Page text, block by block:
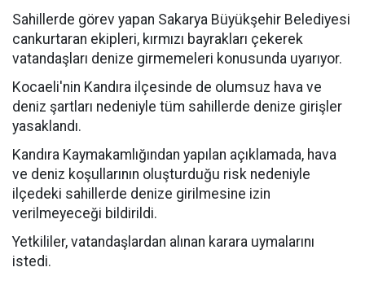
Sahillerde görev yapan Sakarya Büyükşehir Belediyesi
cankurtaran ekipleri, kırmızı bayrakları çekerek
vatandaşları denize girmemeleri konusunda uyarıyor.
Kocaeli'nin Kandıra ilçesinde de olumsuz hava ve
deniz şartları nedeniyle tüm sahillerde denize girişler
yasaklandı.
Kandıra Kaymakamlığından yapılan açıklamada, hava
ve deniz koşullarının oluşturduğu risk nedeniyle
ilçedeki sahillerde denize girilmesine izin
verilmeyeceği bildirildi.
Yetkililer, vatandaşlardan alınan karara uymalarını
istedi.